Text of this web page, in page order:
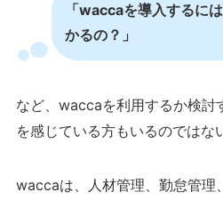
「waccaを導入するに
かるの？」
など、waccaを利用するか検討
を感じている方もいるのではな
waccaは、人材管理、勤怠管理